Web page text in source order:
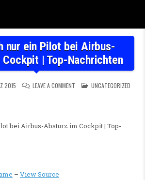
nur ein Pilot bei Airbus-
| Top-Nachrichten
2015 LEAVE A COMMENT ON ANGEBLICH NUR EIN
POSTED IN
UNCATEGORIZED
bei Airbus-Absturz im Cockpit | Top-
– View Source